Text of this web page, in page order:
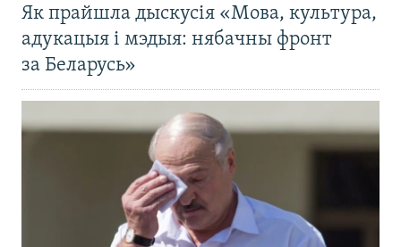
Як прайшла дыскусія «Мова, культура,
адукацыя і мэдыя: нябачны фронт
за Беларусь»